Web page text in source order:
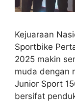
Kejuaraan
Sportbike
2025 makin
muda dengan
Junior Sport
bersifat